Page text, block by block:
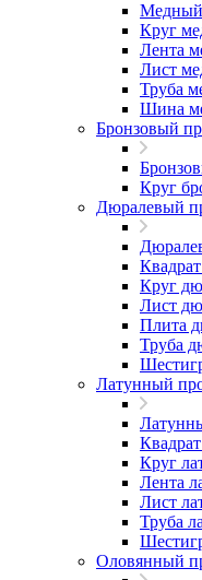
Медный
Круг
Лента
Лист
Труба
Шина
Бронзовый
Круг
Дюралевый
Круг
Лист
Плита
Труба
Латунный
Круг
Лента
Лист
Труба
Оловянный